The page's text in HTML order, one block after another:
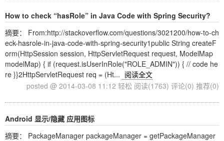
How to check “hasRole” in Java Code with Spring Security?
摘要： From:http://stackoverflow.com/questions/3021200/how-to-ch
eck-hasrole-in-java-code-with-spring-security1public String createF
orm(HttpSession session, HttpServletRequest request, ModelMap
modelMap) { if (request.isUserInRole("ROLE_ADMIN")) { // code he
re }}2HttpServletRequest req = (Ht... 阅读全文
posted @ 2014-03-08 11:12 轻松 阅读(1763) 评论(0) 推荐(0)
Android 显示/隐藏 应用图标
摘要： PackageManager packageManager = getPackageManager